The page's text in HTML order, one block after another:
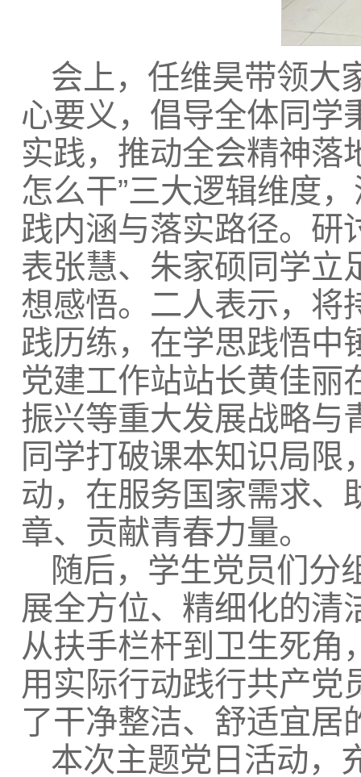
会上，任维昊带领大
心要义，倡导全体同学
实践，推动全会精神落
怎么干”三大逻辑维度
践内涵与落实路径。研
表张慧、朱家硕同学立
想感悟。二人表示，将
践历练，在学思践悟中
党建工作站站长黄佳丽
振兴等重大发展战略与
同学打破课本知识局限
动，在服务国家需求、
章、贡献青春力量。
随后，学生党员们分
展全方位、精细化的清
从扶手栏杆到卫生死角
用实际行动践行共产党
了干净整洁、舒适宜居
本次主题党日活动，